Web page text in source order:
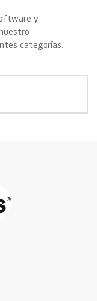
y
categorías.